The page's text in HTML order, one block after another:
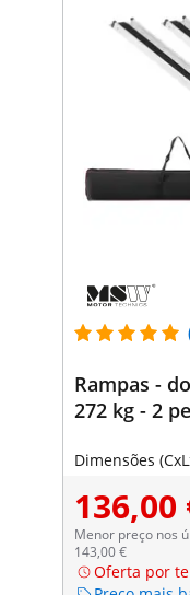
Rampas -
272 kg - 2
Dimensões
136,00
Menor preço nos
143,00 €
Oferta por